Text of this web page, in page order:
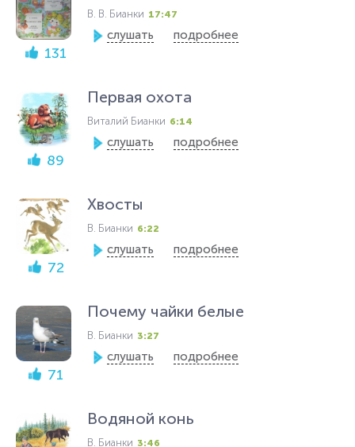
131
В. В. Бианки 17:47
слушать подробнее
89
Первая охота
Виталий Бианки 6:14
слушать подробнее
72
Хвосты
В. Бианки 6:22
слушать подробнее
71
Почему чайки белые
В. Бианки 3:27
слушать подробнее
Водяной конь
В. Бианки 3:46